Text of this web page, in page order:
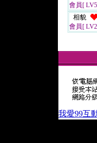
會員[
相貌
會員[
我愛99互